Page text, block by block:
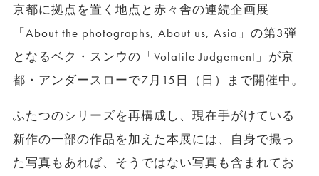
京都に拠点を置く地点と赤々舎の連続企画展
「About the photographs, About us, Asia」の第3弾
となるベク・スンウの「Volatile Judgement」が京
都・アンダースローで7月15日（日）まで開催中。
ふたつのシリーズを再構成し、現在手がけている
新作の一部の作品を加えた本展には、自身で撮っ
た写真もあれば、そうではない写真も含まれてお